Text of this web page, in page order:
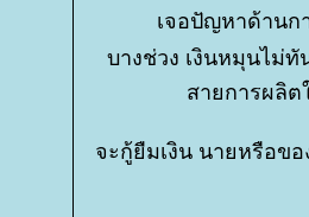
เจอปัญหาด้านก
บางช่วง เงินหมุนไม่ทั
สายการผลิต
จะกู้ยืมเงิน นายหรือข